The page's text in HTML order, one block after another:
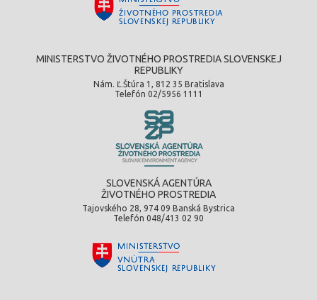
MINISTERSTVO ŽIVOTNÉHO PROSTREDIA SLOVENSKEJ
REPUBLIKY
Nám. Ľ.Štúra 1, 812 35 Bratislava
Telefón 02/5956 1111
SLOVENSKÁ AGENTÚRA
ŽIVOTNÉHO PROSTREDIA
Tajovského 28, 974 09 Banská Bystrica
Telefón 048/413 02 90